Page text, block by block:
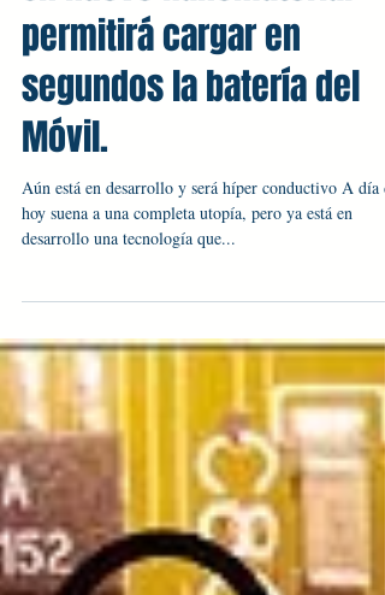
Un nuevo Nanomaterial
permitirá cargar en
segundos la batería del
Móvil.
hoy suena a una completa utopía, pero ya está en
desarrollo una tecnología que...